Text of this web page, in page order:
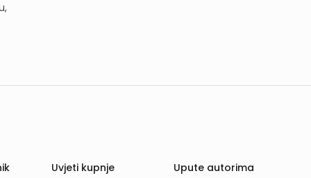
Uvjeti kupnje Upute autorima